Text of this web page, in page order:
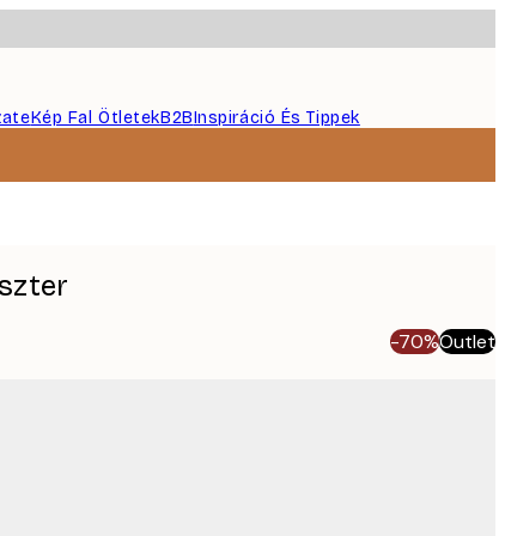
Kép Fal ÖtletekB2BInspiráció És Tippek
-70%Outlet